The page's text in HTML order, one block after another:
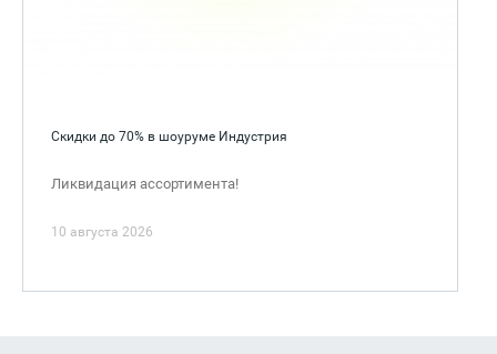
Скидки до 70% в шоуруме Индустрия
Ликвидация ассортимента!
10 августа 2026